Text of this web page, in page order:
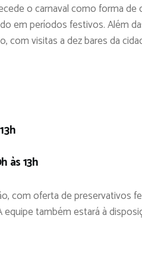
o carnaval como forma de
em períodos festivos. Além
com visitas a dez bares da
às 13h
com oferta de preservativos
também estará à